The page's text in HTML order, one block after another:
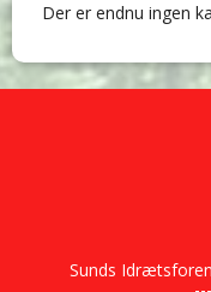
Der er endnu ingen
Sunds